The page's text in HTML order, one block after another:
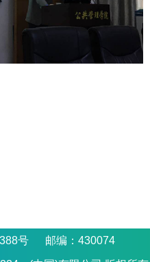
388号 邮编：430074